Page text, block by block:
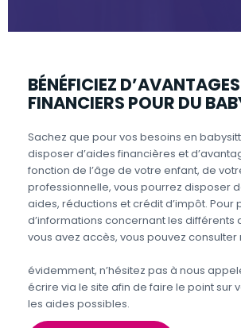
BÉNÉFICIEZ D’AVANTAGES
FINANCIERS POUR DU
Sachez que pour vos besoins en
disposer d’aides financières et
fonction de l’âge de votre enfant, de
professionnelle, vous pourrez disposer
aides, réductions et crédit d’impôt. Pour
d’informations concernant les différents
vous avez accès, vous pouvez consulter
évidemment, n’hésitez pas à nous
écrire via le site afin de faire le point sur
les aides possibles.